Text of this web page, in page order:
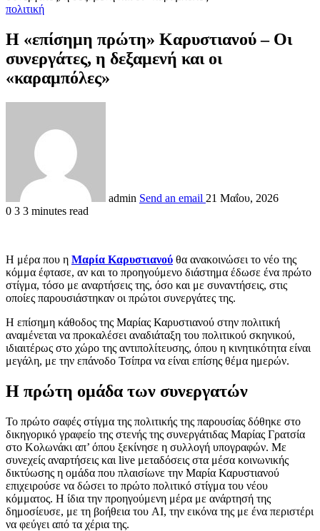
πολιτική
Η «επίσημη πρώτη» Καρυστιανού – Οι
συνεργάτες, η δεξαμενή και οι
«καραμπόλες»
admin Send an email 21 Μαΐου, 2026
0 3 3 minutes read
Η μέρα που η Μαρία Καρυστιανού θα ανακοινώσει το νέο της
κόμμα έφτασε, αν και το προηγούμενο διάστημα έδωσε ένα πρώτο
στίγμα, τόσο με αναρτήσεις της, όσο και με συναντήσεις, στις
οποίες παρουσιάστηκαν οι πρώτοι συνεργάτες της.
Η επίσημη κάθοδος της Μαρίας Καρυστιανού στην πολιτική
αναμένεται να προκαλέσει αναδιάταξη του πολιτικού σκηνικού,
ιδιαιτέρως στο χώρο της αντιπολίτευσης, όπου η κινητικότητα είναι
μεγάλη, με την επάνοδο Τσίπρα να είναι επίσης θέμα ημερών.
Η πρώτη ομάδα των συνεργατών
Το πρώτο σαφές στίγμα της πολιτικής της παρουσίας δόθηκε στο
δικηγορικό γραφείο της στενής της συνεργάτιδας Μαρίας Γρατσία
στο Κολωνάκι απ’ όπου ξεκίνησε η συλλογή υπογραφών. Με
συνεχείς αναρτήσεις και live μεταδόσεις στα μέσα κοινωνικής
δικτύωσης η ομάδα που πλαισίωνε την Μαρία Καρυστιανού
επιχειρούσε να δώσει το πρώτο πολιτικό στίγμα του νέου
κόμματος. Η ίδια την προηγούμενη μέρα με ανάρτησή της
δημοσίευσε, με τη βοήθεια του AI, την εικόνα της με ένα περιστέρι
να φεύγει από τα χέρια της.